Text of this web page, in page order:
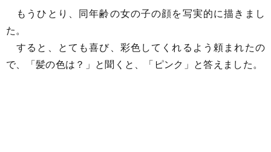
もうひとり、同年齢の女の子の顔を写実的に描きまし
た。
すると、とても喜び、彩色してくれるよう頼まれたの
で、「髪の色は？」と聞くと、「ピンク」と答えました。